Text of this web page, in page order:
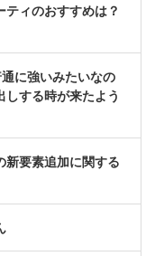
ティのおすすめは？
に強いみたいなの
する時が来たよう
新要素追加に関する